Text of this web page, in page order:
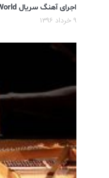
اجرای آهنگ سریال West World توسط رامین جوادی
۹ خرداد ۱۳۹۶